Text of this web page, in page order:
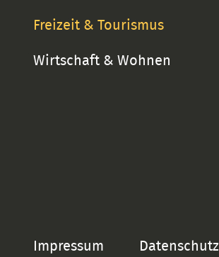
Freizeit & Tourismus
Wirtschaft & Wohnen
Impressum Datenschutz